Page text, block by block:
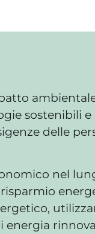
sostenibili e
delle
nel
energia